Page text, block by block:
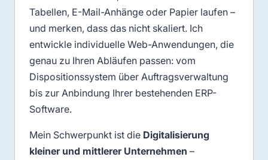
Tabellen, E-Mail-Anhänge oder Papier laufen –
und merken, dass das nicht skaliert. Ich
entwickle individuelle Web-Anwendungen, die
genau zu Ihren Abläufen passen: vom
Dispositionssystem über Auftragsverwaltung
bis zur Anbindung Ihrer bestehenden ERP-
Software.
Mein Schwerpunkt ist die Digitalisierung
kleiner und mittlerer Unternehmen –